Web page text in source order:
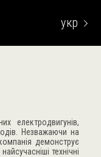
укр
електродвигунів,
Незважаючи на
демонструє
технічні